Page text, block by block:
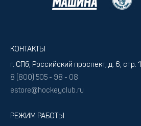
КОНТАКТЫ
г. СПб, Российский проспект, д. 6, стр. 1
8 (800) 505 - 98 - 08
estore@hockeyclub.ru
РЕЖИМ РАБОТЫ